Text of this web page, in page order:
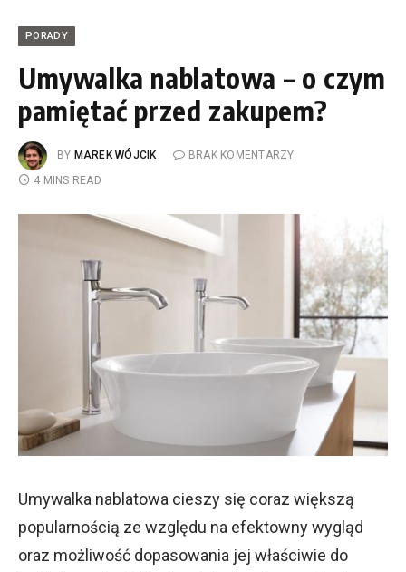
PORADY
Umywalka nablatowa – o czym
pamiętać przed zakupem?
BY MAREK WÓJCIK
BRAK KOMENTARZY
4 MINS READ
Umywalka nablatowa cieszy się coraz większą
popularnością ze względu na efektowny wygląd
oraz możliwość dopasowania jej właściwie do